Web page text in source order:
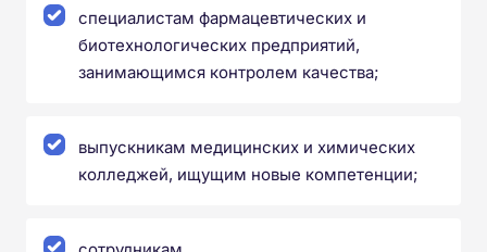
специалистам фармацевтических и
биотехнологических предприятий,
занимающимся контролем качества;
выпускникам медицинских и химических
колледжей, ищущим новые компетенции;